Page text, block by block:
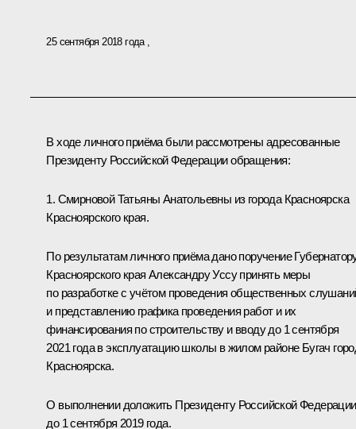
25 сентября 2018 года
В ходе личного приёма были рассмотрены адресованные
Президенту Российской Федерации обращения:
1. Смирновой Татьяны Анатольевны из города Красноярска
Красноярского края.
По результатам личного приёма дано поручение
Красноярского края Александру Уссу принять меры
по разработке с учётом проведения общественных
и представлению графика проведения работ и их
финансирования по строительству и вводу до 1 сентября
2021 года в эксплуатацию школы в жилом районе Бугач
Красноярска.
О выполнении доложить Президенту Российской Федерации
до 1 сентября 2019 года.